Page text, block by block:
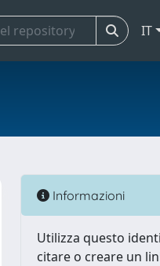
IT
Informazioni
Utilizza questo
citare o creare un